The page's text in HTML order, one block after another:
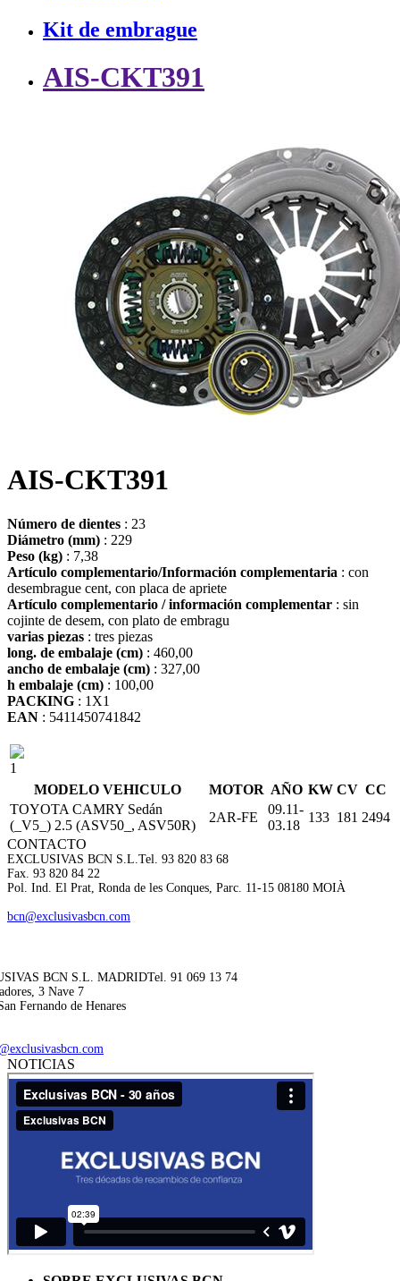
Kit de embrague
AIS-CKT391
AIS-CKT391
Número de dientes : 23
Diámetro (mm) : 229
Peso (kg) : 7,38
Artículo complementario/Información complementaria : con
desembrague cent, con placa de apriete
Artículo complementario / información complementar : sin
cojinte de desem, con plato de embragu
varias piezas : tres piezas
long. de embalaje (cm) : 460,00
ancho de embalaje (cm) : 327,00
h embalaje (cm) : 100,00
PACKING : 1X1
EAN : 5411450741842
1
MODELO VEHICULO
MOTOR AÑO KW CV CC
TOYOTA CAMRY Sedán
(_V5_) 2.5 (ASV50_, ASV50R)
2AR-FE
09.11-
03.18
133 181 2494
CONTACTO
EXCLUSIVAS BCN S.L. Tel. 93 820 83 68
Fax. 93 820 84 22
Pol. Ind. El Prat, Ronda de les Conques, Parc. 11-15 08180 MOIÀ
bcn@exclusivasbcn.com
BCN S.L. MADRIDTel. 91 069 13 74
3 Nave 7
Fernando de Henares
NOTICIAS